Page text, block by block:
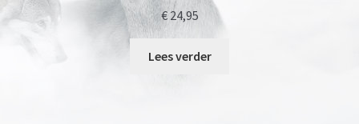
€24,95
Lees verder